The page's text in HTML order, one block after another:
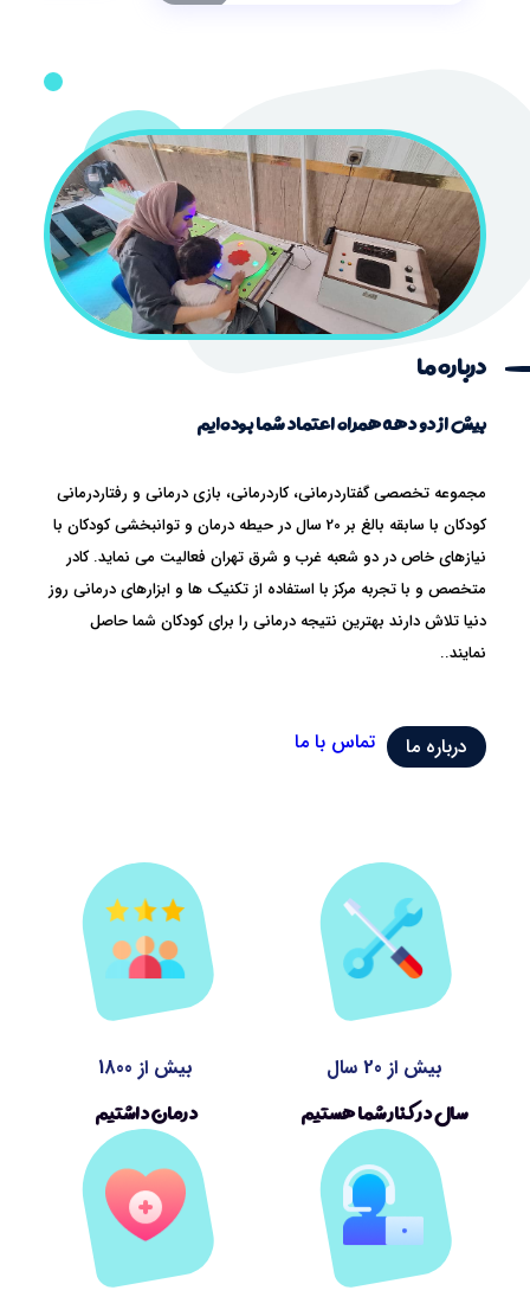
درباره ما
بیش از دو دهه همراه اعتماد شما بوده‌ایم
مجموعه تخصصی گفتاردرمانی، کاردرمانی، بازی درمانی و رفتاردرمانی
کودکان با سابقه بالغ بر 20 سال در حیطه درمان و توانبخشی کودکان با
نیازهای خاص در دو شعبه غرب و شرق تهران فعالیت می نماید. کادر
متخصص و با تجربه مرکز با استفاده از تکنیک ها و ابزارهای درمانی روز
دنیا تلاش دارند بهترین نتیجه درمانی را برای کودکان شما حاصل
نمایند..
درباره ما تماس با ما
بیش از 20 سال
سال در کنار شما هستیم
بیش از 1800
درمان داشتیم